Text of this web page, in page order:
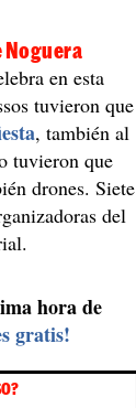
Noguera
en esta
tuvieron que
, también al
tuvieron que
drones. Siete
del
hora de
gratis!